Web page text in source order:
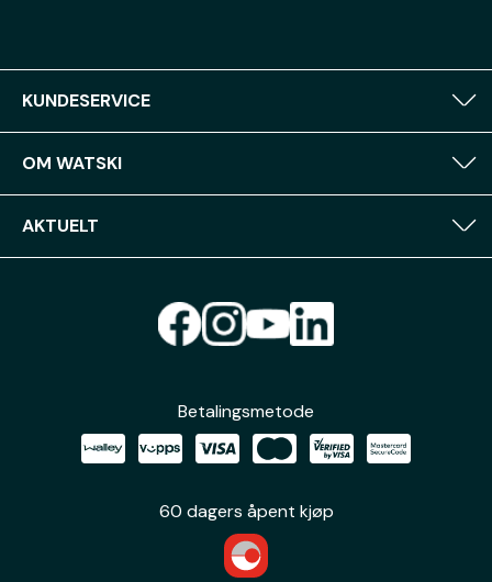
KUNDESERVICE
OM WATSKI
AKTUELT
Betalingsmetode
60 dagers åpent kjøp